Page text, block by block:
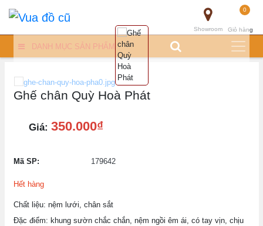
0
Giỏ hàng
Showroom
DANH MỤC SẢN PHẨM
Ghế chân Quỳ Hoà Phát
Giá: 350.000₫
Mã SP: 179642
Hết hàng
Chất liệu: nệm lưới, chân sắt
Đặc điểm: khung sườn chắc chắn, nệm ngồi êm ái, có tay vịn, chịu